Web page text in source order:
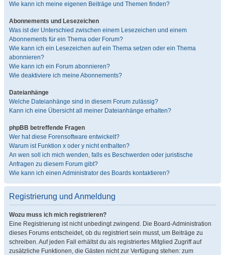
Wie kann ich meine eigenen Beiträge und Themen finden?
Abonnements und Lesezeichen
Was ist der Unterschied zwischen einem Lesezeichen und einem
Abonnements für ein Thema oder Forum?
Wie kann ich ein Lesezeichen auf ein Thema setzen oder ein Thema
abonnieren?
Wie kann ich ein Forum abonnieren?
Wie deaktiviere ich meine Abonnements?
Dateianhänge
Welche Dateianhänge sind in diesem Forum zulässig?
Kann ich eine Übersicht all meiner Dateianhänge erhalten?
phpBB betreffende Fragen
Wer hat diese Forensoftware entwickelt?
Warum ist Funktion x oder y nicht enthalten?
An wen soll ich mich wenden, falls es Beschwerden oder juristische
Anfragen zu diesem Forum gibt?
Wie kann ich einen Administrator des Boards kontaktieren?
Registrierung und Anmeldung
Wozu muss ich mich registrieren?
Eine Registrierung ist nicht unbedingt zwingend. Die Board-Administration
dieses Forums entscheidet, ob du registriert sein musst, um Beiträge zu
schreiben. Auf jeden Fall erhältst du als registriertes Mitglied Zugriff auf
zusätzliche Funktionen, die Gästen nicht zur Verfügung stehen: zum